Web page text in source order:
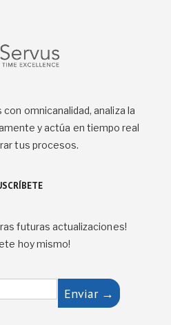
omnicanalidad, analiza la
y actúa en tiempo real
tus procesos.
futuras actualizaciones!
hoy mismo!
Enviar →